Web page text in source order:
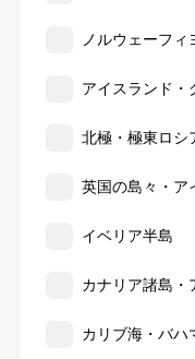
ノルウェーフ
アイスランド・
北極・極東ロシ
英国の島々・ア
イベリア半島
カナリア諸島・
カリブ海・バハ